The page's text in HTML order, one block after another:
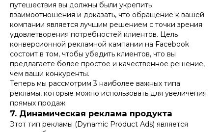
путешествия вы должны были укрепить
взаимоотношения и доказать, что обращение к вашей
компании является лучшим решением с точки зрения
удовлетворения потребностей клиентов. Цель
конверсионной рекламной кампании на Facebook
состоит в том, чтобы убедить клиентов, что вы
предлагаете более простое и качественное решение,
чем ваши конкуренты.
Теперь мы рассмотрим 3 наиболее важных типа
рекламы, которые можно использовать для увеличения
прямых продаж
7. Динамическая реклама продукта
Этот тип рекламы (Dynamic Product Ads) является